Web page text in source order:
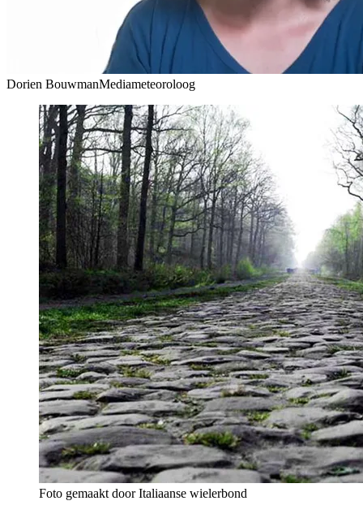
Dorien BouwmanMediameteoroloog
Foto gemaakt door Italiaanse wielerbond